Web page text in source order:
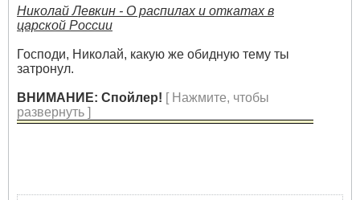
Николай Левкин - О распилах и откатах в
царской России
Господи, Николай, какую же обидную тему ты
затронул.
ВНИМАНИЕ: Спойлер! [ Нажмите, чтобы
развернуть ]